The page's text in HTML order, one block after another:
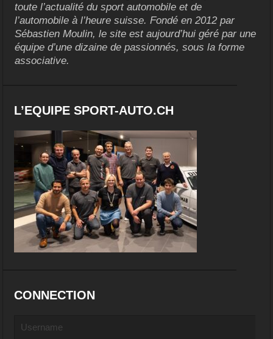
toute l’actualité du sport automobile et de
l’automobile à l’heure suisse. Fondé en 2012 par
Sébastien Moulin, le site est aujourd’hui géré par une
équipe d’une dizaine de passionnés, sous la forme
associative.
L’EQUIPE SPORT-AUTO.CH
CONNECTION